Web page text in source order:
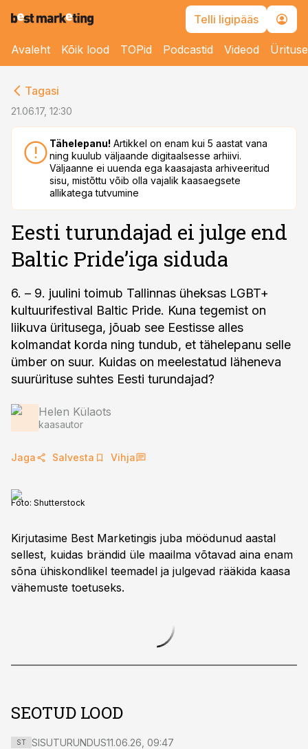
Telli ligipääs
Avaleht Kõik lood TOPid Podcastid Videod
Tagasi
21.06.17, 12:30
Tähelepanu! Artikkel on enam kui 5 aastat vana
ning kuulub väljaande digitaalsesse arhiivi.
Väljaanne ei uuenda ega kaasajasta arhiveeritud
sisu, mistõttu võib olla vajalik kaasaegsete
allikatega tutvumine
Eesti turundajad ei julge end
Baltic Pride’iga siduda
6. – 9. juulini toimub Tallinnas üheksas LGBT+
kultuurifestival Baltic Pride. Kuna tegemist on
liikuva üritusega, jõuab see Eestisse alles
kolmandat korda ning tundub, et tähelepanu selle
ümber on suur. Kuidas on meelestatud läheneva
suurürituse suhtes Eesti turundajad?
Helen Külaots
kaasautor
Jaga Salvesta Vihja
Foto: Shutterstock
Kirjutasime Best Marketingis juba möödunud aastal
sellest, kuidas brändid üle maailma võtavad aina enam
sõna ühiskondlikel teemadel ja julgevad rääkida kaasa
vähemuste toetuseks.
SEOTUD LOOD
ST SISUTURUNDUS11.06.26, 09:47